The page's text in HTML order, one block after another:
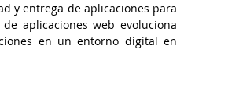
y entrega de aplicaciones para
aplicaciones web evoluciona
en un entorno digital en